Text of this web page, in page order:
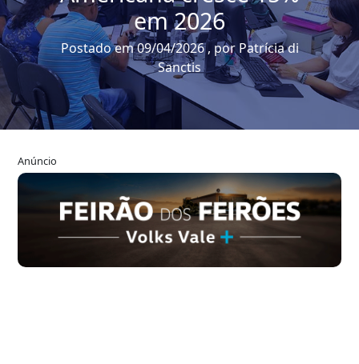
em 2026
Postado em 09/04/2026 , por Patrícia di
Sanctis
Anúncio